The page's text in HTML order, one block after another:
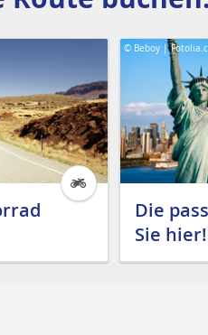
© Beboy |
Die
Sie hier!